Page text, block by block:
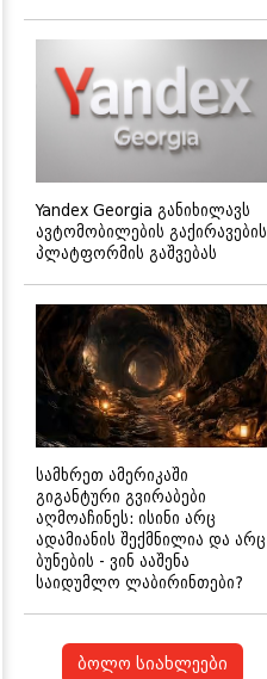
Yandex Georgia განიხილავს
ავტომობილების გაქირავების
პლატფორმის გაშვებას
სამხრეთ ამერიკაში
გიგანტური გვირაბები
აღმოაჩინეს: ისინი არც
ადამიანის შექმნილია და არც
ბუნების - ვინ ააშენა
საიდუმლო ლაბირინთები?
ბოლო სიახლეები